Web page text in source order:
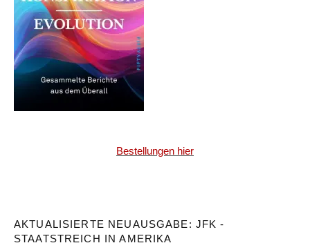
Bestellungen hier
AKTUALISIERTE NEUAUSGABE: JFK -
STAATSTREICH IN AMERIKA